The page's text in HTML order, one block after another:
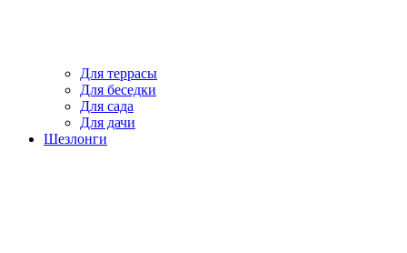
Для террасы
Для беседки
Для сада
Для дачи
Шезлонги